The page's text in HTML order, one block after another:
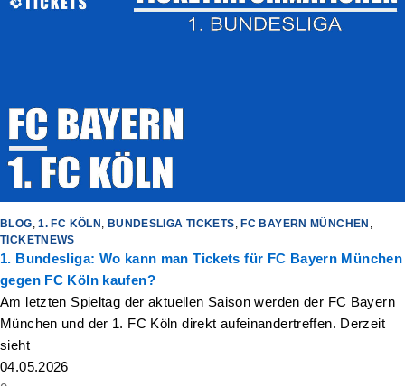
BLOG,1. FC KÖLN , BUNDESLIGA TICKETS, FC BAYERN MÜNCHEN ,
TICKETNEWS
1. Bundesliga: Wo kann man Tickets für FC Bayern München
gegen FC Köln kaufen?
Am letzten Spieltag der aktuellen Saison werden der FC Bayern
München und der 1. FC Köln direkt aufeinandertreffen. Derzeit
sieht
04.05.2026